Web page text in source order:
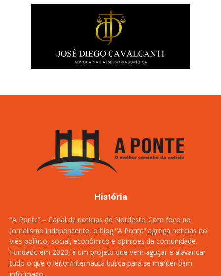
História
“A Ponte” – Canal de notícias do Nordeste. Com foco no
jornalismo independente, o blog “A Ponte” agrega notícias no
viés político, social, econômico e opiniões da comunidade.
Fundado em 2023, é um projeto que vem aguçar e alavancar
tudo o que o leitor/internauta busca para se manter bem
informado.